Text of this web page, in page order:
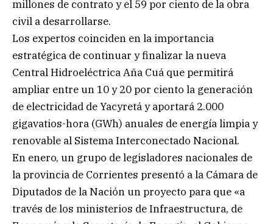
millones de contrato y el 59 por ciento de la obra
civil a desarrollarse.
Los expertos coinciden en la importancia
estratégica de continuar y finalizar la nueva
Central Hidroeléctrica Aña Cuá que permitirá
ampliar entre un 10 y 20 por ciento la generación
de electricidad de Yacyretá y aportará 2.000
gigavatios-hora (GWh) anuales de energía limpia y
renovable al Sistema Interconectado Nacional.
En enero, un grupo de legisladores nacionales de
la provincia de Corrientes presentó a la Cámara de
Diputados de la Nación un proyecto para que «a
través de los ministerios de Infraestructura, de